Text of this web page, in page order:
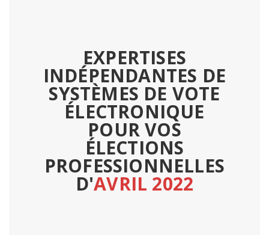
EXPERTISES
INDÉPENDANTES DE
SYSTÈMES DE VOTE
ÉLECTRONIQUE
POUR VOS
ÉLECTIONS
PROFESSIONNELLES
D'AVRIL 2022